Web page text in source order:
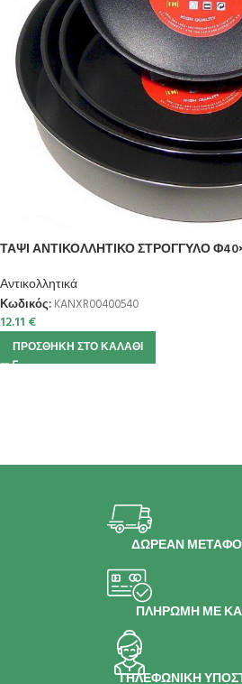
ΤΑΨΙ ΑΝΤΙΚΟΛΛΗΤΙΚΟ ΣΤΡΟΓΓΥΛΟ
Αντικολλητικά
Κωδικός: KANXR00400540
12.11 €
ΠΡΟΣΘΉΚΗ ΣΤΟ ΚΑΛΆΘΙ
ΔΩΡΕΑΝ
ΠΛΗΡΩΜΗ ΜΕ
ΤΗΛΕΦΩΝΙΚΗ